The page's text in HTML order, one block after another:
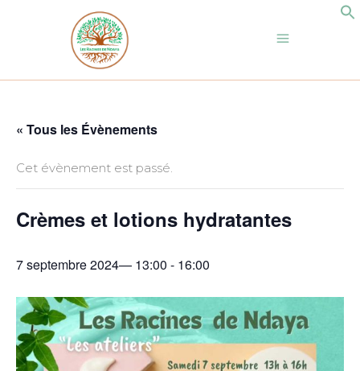
« Tous les Évènements
Cet évènement est passé.
Crèmes et lotions hydratantes
7 septembre 2024— 13:00 - 16:00